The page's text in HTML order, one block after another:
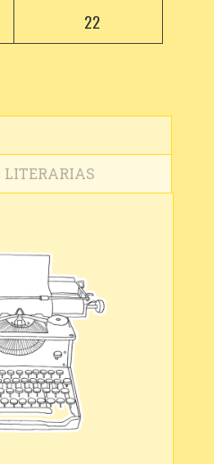
22
LITERARIAS